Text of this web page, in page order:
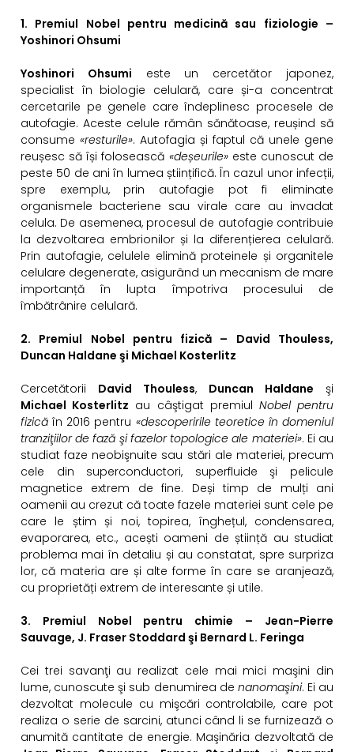
1. Premiul Nobel pentru medicină sau fiziologie –
Yoshinori Ohsumi
Yoshinori Ohsumi este un cercetător japonez,
specialist în biologie celulară, care și-a concentrat
cercetarile pe genele care îndeplinesc procesele de
autofagie. Aceste celule rămân sănătoase, reușind să
consume «resturile». Autofagia și faptul că unele gene
reușesc să își folosească «deșeurile»este cunoscut de
peste 50 de ani în lumea științifică. În cazul unor infecții,
spre exemplu, prin autofagie pot fi eliminate
organismele bacteriene sau virale care au invadat
celula. De asemenea, procesul de autofagie contribuie
la dezvoltarea embrionilor și la diferențierea celulară.
Prin autofagie, celulele elimină proteinele și organitele
celulare degenerate, asigurând un mecanism de mare
importanță în lupta împotriva procesului de
îmbătrânire celulară.
2. Premiul Nobel pentru fizică – David Thouless,
Duncan Haldane şi Michael Kosterlitz
Cercetătorii David Thouless, Duncan Haldane şi
Michael Kosterlitz au câştigat premiul Nobel pentru
fizică în 2016 pentru «descoperirile teoretice în domeniul
tranziţiilor de fază şi fazelor topologice ale materiei». Ei au
studiat faze neobişnuite sau stări ale materiei, precum
cele din superconductori, superfluide şi pelicule
magnetice extrem de fine. Deși timp de mulți ani
oamenii au crezut că toate fazele materiei sunt cele pe
care le știm și noi, topirea, înghețul, condensarea,
evaporarea, etc., acești oameni de știință au studiat
problema mai în detaliu și au constatat, spre surpriza
lor, că materia are și alte forme în care se aranjează,
cu proprietăți extrem de interesante și utile.
3. Premiul Nobel pentru chimie – Jean-Pierre
Sauvage, J. Fraser Stoddard şi Bernard L. Feringa
Cei trei savanţi au realizat cele mai mici maşini din
lume, cunoscute şi sub denumirea de nanomaşini. Ei au
dezvoltat molecule cu mişcări controlabile, care pot
realiza o serie de sarcini, atunci când li se furnizează o
anumită cantitate de energie. Maşinăria dezvoltată de